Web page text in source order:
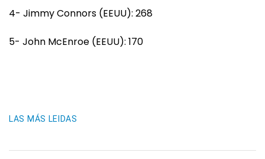
4- Jimmy Connors (EEUU): 268
5- John McEnroe (EEUU): 170
LAS MÁS LEIDAS